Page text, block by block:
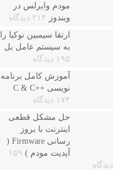
مودم وایرلس در
ویندوز
۲۱۴ دیدگاه
ارتقا سیمبین نوکیا را
به سیستم عامل بل
۱۹۵ دیدگاه
آموزش کامل برنامه
نویسی ++C & C
۱۷۴ دیدگاه
حل مشکل قطعی
اینترنت با بروز
رسانی Firmware (
آپدیت مودم ) ۱۵۹
دیدگاه